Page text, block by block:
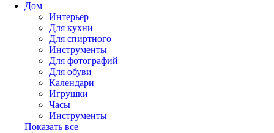
Дом
Интерьер
Для кухни
Для спиртного
Инструменты
Для фотографий
Для обуви
Календари
Игрушки
Часы
Инструменты
Показать все